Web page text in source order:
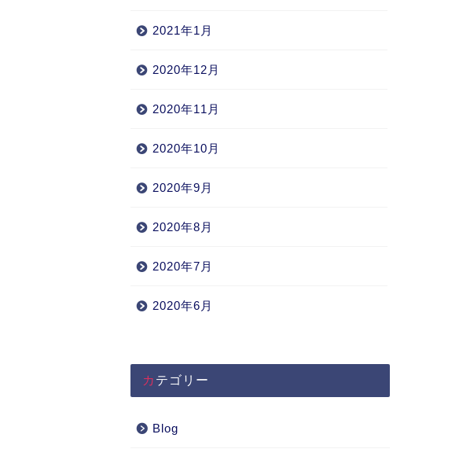
2021年1月
2020年12月
2020年11月
2020年10月
2020年9月
2020年8月
2020年7月
2020年6月
カテゴリー
Blog